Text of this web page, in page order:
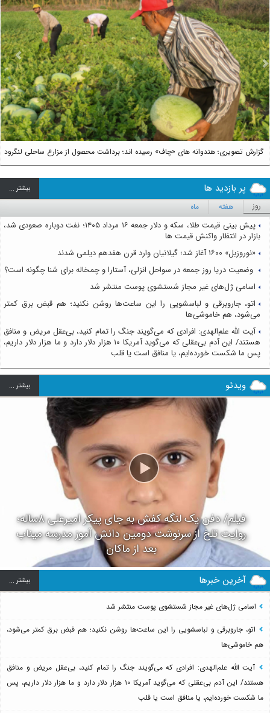
گزارش تصویری؛ هندوانه های «چاف» رسیده اند؛ برداشت محصول از مزارع ساحلی لنگرود
Next
پر بازدید ها بيشتر ...
روز هفته ماه
پیش بینی قیمت طلا، سکه و دلار جمعه ۱۶ مرداد ۱۴۰۵؛ نفت دوباره صعودی شد،
بازار در انتظار واکنش قیمت ها
«نوروزبل» ۱۶۰۰ آغاز شد؛ گیلانیان وارد قرن هفدهم دیلمی شدند
وضعیت دریا روز جمعه در سواحل انزلی، آستارا و چمخاله برای شنا چگونه است؟
اسامی ژل‌های غیر مجاز شستشوی پوست منتشر شد
اتو، جاروبرقی و لباسشویی را این ساعت‌ها روشن نکنید؛ هم قبض برق کمتر
می‌شود، هم خاموشی‌ها
آیت الله علم‌الهدی: افرادی که می‌گویند جنگ را تمام کنید، بی‌عقل مریض و منافق
هستند/ این آدم بی‌عقلی که می‌گوید آمریکا ۱۰ هزار دلار دارد و ما هزار دلار داریم،
پس ما شکست خورده‌ایم، یا منافق است یا قلب
ویدئو بيشتر ...
فیلم/ دفن یک لنگه کفش به جای پیکر امیرعلی ۸ساله؛
روایت تلخ از سرنوشت دومین دانش آموز مدرسه میناب
بعد از ماکان
آخرین خبرها بيشتر ...
اسامی ژل‌های غیر مجاز شستشوی پوست منتشر شد
اتو، جاروبرقی و لباسشویی را این ساعت‌ها روشن نکنید؛ هم قبض برق کمتر می‌شود،
هم خاموشی‌ها
آیت الله علم‌الهدی: افرادی که می‌گویند جنگ را تمام کنید، بی‌عقل مریض و منافق
هستند/ این آدم بی‌عقلی که می‌گوید آمریکا ۱۰ هزار دلار دارد و ما هزار دلار داریم، پس
ما شکست خورده‌ایم، یا منافق است یا قلب